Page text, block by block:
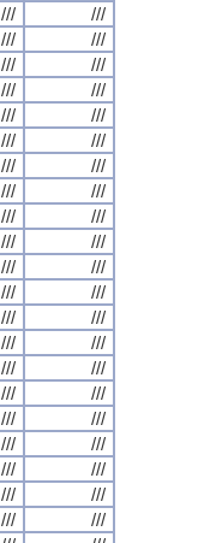
///
///
///
///
///
///
///
///
///
///
///
///
///
///
///
///
///
///
///
///
///
///
///
///
///
///
///
///
///
///
///
///
///
///
///
///
///
///
///
///
///
///